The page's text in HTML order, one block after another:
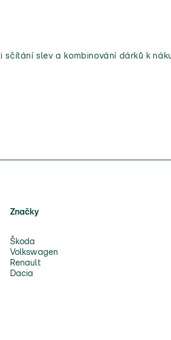
sčítání slev a kombinování dárků k
Značky
Škoda
Volkswagen
Renault
Dacia